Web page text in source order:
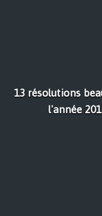
13 résolutions
l'année